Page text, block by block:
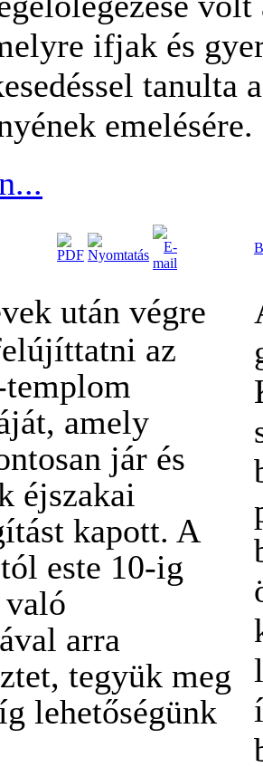
ifjak és
tanulta
emelésére.
után végre
az
templom
amely
jár és
éjszakai
kapott. A
este 10-ig
arra
tegyük meg
lehetőségünk